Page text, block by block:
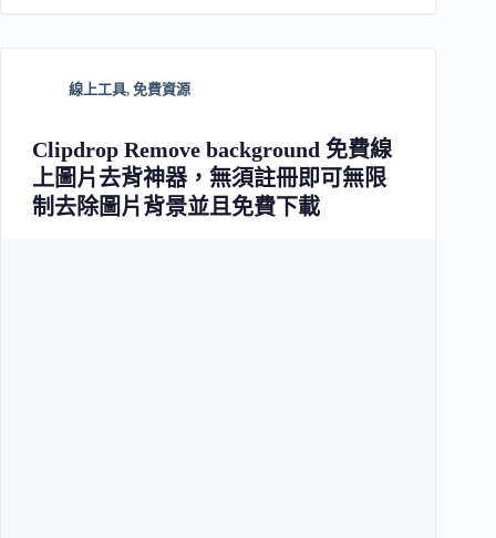
線上工具, 免費資源
Clipdrop Remove background 免費線
上圖片去背神器，無須註冊即可無限
制去除圖片背景並且免費下載